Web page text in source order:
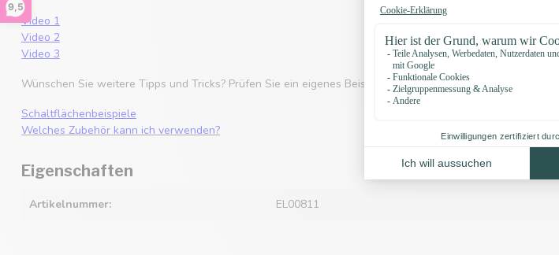
9,5
Video 1
Video 2
Video 3
Wünschen Sie weitere Tipps und Tricks? Prüfen Sie ein eigenes Beispiel unserer Knöpfe und unser Zubehör:
Schaltflächenbeispiele
Welches Zubehör kann ich verwenden?
Eigenschaften
Artikelnummer: EL00811